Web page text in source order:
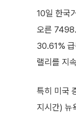
10일 한국
오른
30.61% 급
랠리를 지
특히 미국
지시간) 뉴